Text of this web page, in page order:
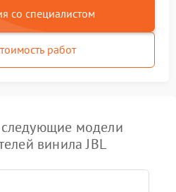
со специалистом
работ
модели
винила JBL